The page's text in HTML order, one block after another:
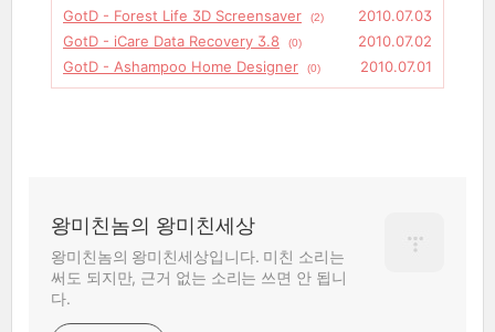
GotD - Forest Life 3D Screensaver
(2)
2010.07.03
GotD - iCare Data Recovery 3.8
(0)
2010.07.02
GotD - Ashampoo Home Designer
(0) 2010.07.01
왕미친놈의 왕미친세상
왕미친놈의 왕미친세상입니다. 미친 소리는
써도 되지만, 근거 없는 소리는 쓰면 안 됩니
다.